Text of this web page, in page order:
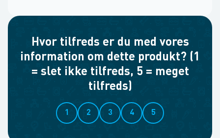
Hvor tilfreds er du med vores
information om dette produkt? (1
= slet ikke tilfreds, 5 = meget
tilfreds)
1 2 3 4 5